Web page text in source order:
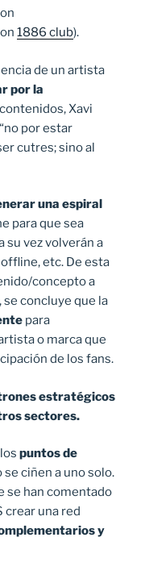
1886 club).
de un artista
por la
Xavi
por estar
cutres; sino al
una espiral
para que sea
su vez volverán a
etc. De esta
concepto a
se concluye que la
para
o marca que
de los fans.
estratégicos
sectores.
puntos de
ciñen a uno solo.
se han comentado
crear una red
y